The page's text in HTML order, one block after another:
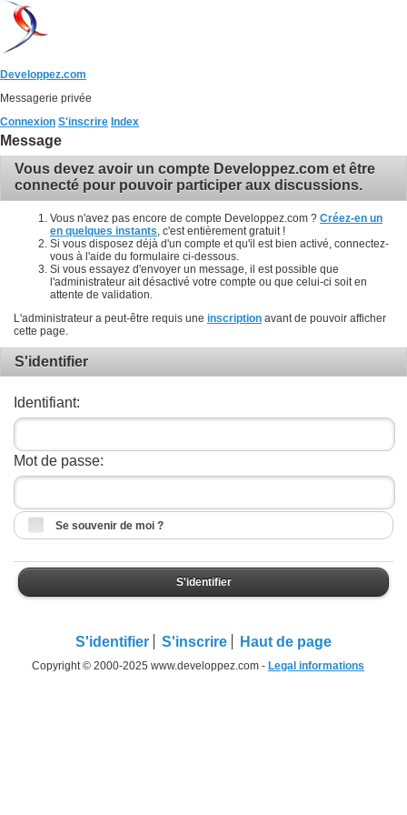
Developpez.com
Messagerie privée
Connexion S'inscrire Index
Message
Vous devez avoir un compte Developpez.com et être
connecté pour pouvoir participer aux discussions.
Vous n'avez pas encore de compte Developpez.com ? Créez-en un
en quelques instants , c'est entièrement gratuit !
Si vous disposez déjà d'un compte et qu'il est bien activé, connectez-
vous à l'aide du formulaire ci-dessous.
Si vous essayez d'envoyer un message, il est possible que
l'administrateur ait désactivé votre compte ou que celui-ci soit en
attente de validation.
L'administrateur a peut-être requis une inscription avant de pouvoir afficher
cette page.
S'identifier
Identifiant:
Mot de passe:
Se souvenir de moi ?
S'identifier
S'identifier S'inscrire Haut de page
Copyright © 2000-2025 www.developpez.com - Legal informations